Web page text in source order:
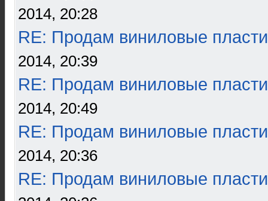
2014, 20:28
RE: Продам виниловые
2014, 20:39
RE: Продам виниловые
2014, 20:49
RE: Продам виниловые
2014, 20:36
RE: Продам виниловые